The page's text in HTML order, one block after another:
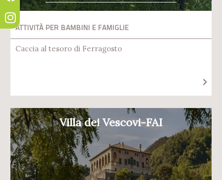
ATTIVITÀ PER BAMBINI E FAMIGLIE
Caccia al tesoro di Ferragosto
Villa dei Vescovi-FAI